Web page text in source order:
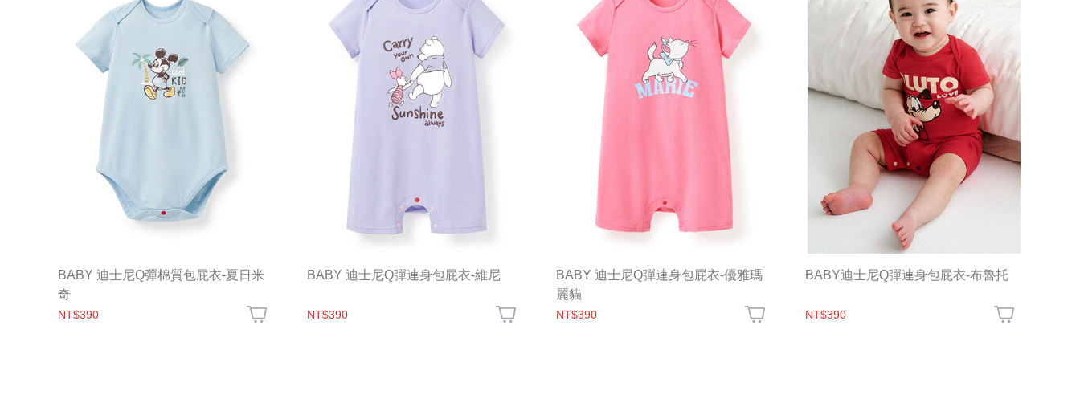
BABY 迪士尼Q彈棉質包屁衣-夏日米
奇
NT$390
BABY 迪士尼Q彈連身包屁衣-維尼
NT$390
BABY 迪士尼Q彈連身包屁衣-優雅瑪
麗貓
NT$390
BABY迪士尼Q彈連身包屁衣-布魯托
NT$390